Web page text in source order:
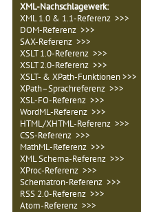
XML-Nachschlagewerk:
XML 1.0 & 1.1-Referenz >>>
DOM-Referenz >>>
SAX-Referenz >>>
XSLT 1.0-Referenz >>>
XSLT 2.0-Referenz >>>
XSLT- & XPath-Funktionen >>>
XPath–Sprachreferenz >>>
XSL-FO-Referenz >>>
WordML-Referenz >>>
HTML/XHTML-Referenz >>>
CSS-Referenz >>>
MathML-Referenz >>>
XML Schema-Referenz >>>
XProc-Referenz >>>
Schematron-Referenz >>>
RSS 2.0-Referenz >>>
Atom-Referenz >>>